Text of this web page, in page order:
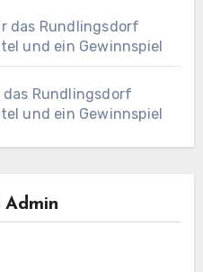
das Rundlingsdorf
und ein Gewinnspiel
das Rundlingsdorf
und ein Gewinnspiel
Admin